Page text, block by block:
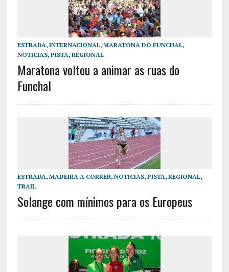
ESTRADA, INTERNACIONAL, MARATONA DO FUNCHAL,
NOTICIAS, PISTA, REGIONAL
Maratona voltou a animar as ruas do
Funchal
ESTRADA, MADEIRA A CORRER, NOTICIAS, PISTA, REGIONAL,
TRAIL
Solange com mínimos para os Europeus